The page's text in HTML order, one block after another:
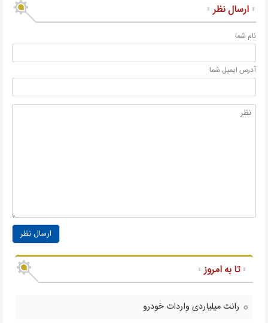
ارسال نظر
نام شما
آدرس ايميل شما
ارسال نظر
تا به امروز
رانت میلیاردی واردات خودرو